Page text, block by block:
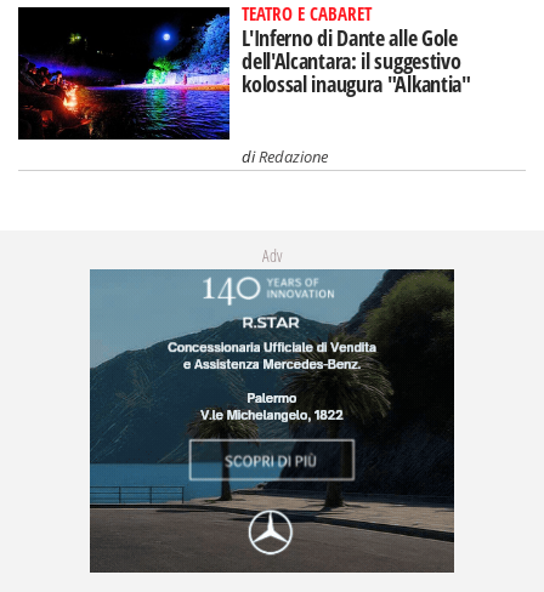
TEATRO E CABARET
L'Inferno di Dante alle Gole
dell'Alcantara: il suggestivo
kolossal inaugura "Alkantia"
diRedazione
Adv